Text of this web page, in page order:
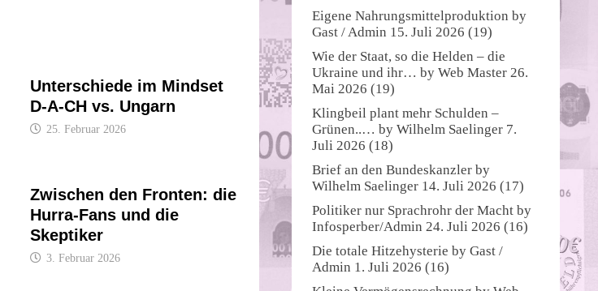
Unterschiede im Mindset
D-A-CH vs. Ungarn
25. Februar 2026
Zwischen den Fronten: die
Hurra-Fans und die
Skeptiker
3. Februar 2026
Eigene Nahrungsmittelproduktion by
Gast / Admin 15. Juli 2026 (19)
Wie der Staat, so die Helden – die
Ukraine und ihr… by Web Master 26.
Mai 2026 (19)
Klingbeil plant mehr Schulden –
Grünen..… by Wilhelm Saelinger 7.
Juli 2026 (18)
Brief an den Bundeskanzler by
Wilhelm Saelinger 14. Juli 2026 (17)
Politiker nur Sprachrohr der Macht by
Infosperber/Admin 24. Juli 2026 (16)
Die totale Hitzehysterie by Gast /
Admin 1. Juli 2026 (16)